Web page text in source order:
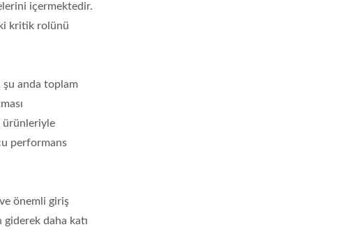
içermektedir.
kritik rolünü
şu anda toplam
ürünleriyle
performans
önemli giriş
daha katı